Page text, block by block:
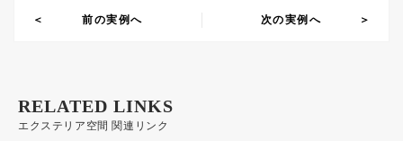
前の実例へ 次の実例へ
エクステリア空間 関連リンク
RELATED LINKS